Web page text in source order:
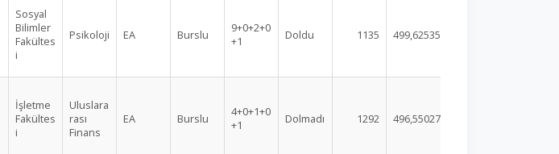
Sosyal
Bilimler
Fakültes
i
Psikoloji EA Burslu
9+0+2+0
+1
Doldu 1135 499,62535
İşletme
Fakültes
i
Uluslara
rası
Finans
EA Burslu
4+0+1+0
+1
Dolmadı 1292 496,55027